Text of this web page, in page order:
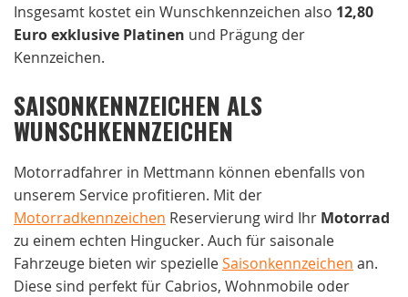
Insgesamt kostet ein Wunschkennzeichen also 12,80
Euro exklusive Platinen und Prägung der
Kennzeichen.
SAISONKENNZEICHEN ALS
WUNSCHKENNZEICHEN
Motorradfahrer in Mettmann können ebenfalls von
unserem Service profitieren. Mit der
Motorradkennzeichen Reservierung wird Ihr Motorrad
zu einem echten Hingucker. Auch für saisonale
Fahrzeuge bieten wir spezielleSaisonkennzeichen an.
Diese sind perfekt für Cabrios, Wohnmobile oder